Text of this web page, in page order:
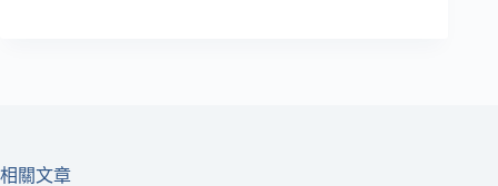
相關文章